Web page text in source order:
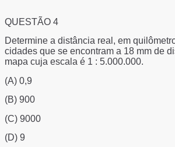
2a=12\Rightarrow
QUESTÃO 4
Determine a distância real, em
cidades que se encontram a 18 mm de
mapa cuja escala é 1 : 5.000.000.
(A) 0,9
(B) 900
(C) 9000
(D) 9